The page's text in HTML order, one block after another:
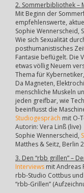
2. Sommerbibliothek –
Mit Beginn der
empfehlenswerte,
Sophie Wennerscheid,
Wie sich Sexualität
posthumanistisches
Fantasie beflügelt. Die
etwas völlig Neuem
Thema für
Da Magneten,
menschliche Muskeln
jeden greifbar, wie
beeinflusst die
Studiogespräch mit O-
Autorin: Vera Linß (live)
Sophie Wennerscheid,
Matthes & Seitz, Berlin
3. Den “rbb grillen” –
Interviews mit Andreas
rbb-Studio Cottbus
“rbb-Grillen”